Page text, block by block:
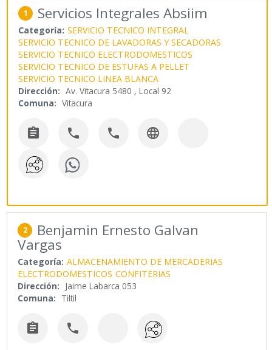
1 Servicios Integrales Absiim
Categoría: SERVICIO TECNICO INTEGRAL
SERVICIO TECNICO DE LAVADORAS Y SECADORAS
SERVICIO TECNICO ELECTRODOMESTICOS
SERVICIO TECNICO DE ESTUFAS A PELLET
SERVICIO TECNICO LINEA BLANCA
Dirección: Av. Vitacura 5480 , Local 92
Comuna: Vitacura
   
2 Benjamin Ernesto Galvan
Vargas
Categoría: ALMACENAMIENTO DE MERCADERIAS
ELECTRODOMESTICOS CONFITERIAS
Dirección: Jaime Labarca 053
Comuna: Tiltil
 